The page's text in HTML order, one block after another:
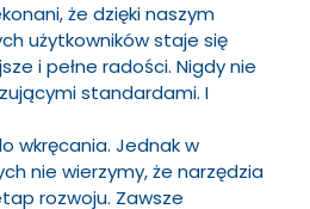
że dzięki naszym
użytkowników staje się
i pełne radości. Nigdy nie
standardami. I
wkręcania. Jednak w
nie wierzymy, że narzędzia
rozwoju. Zawsze